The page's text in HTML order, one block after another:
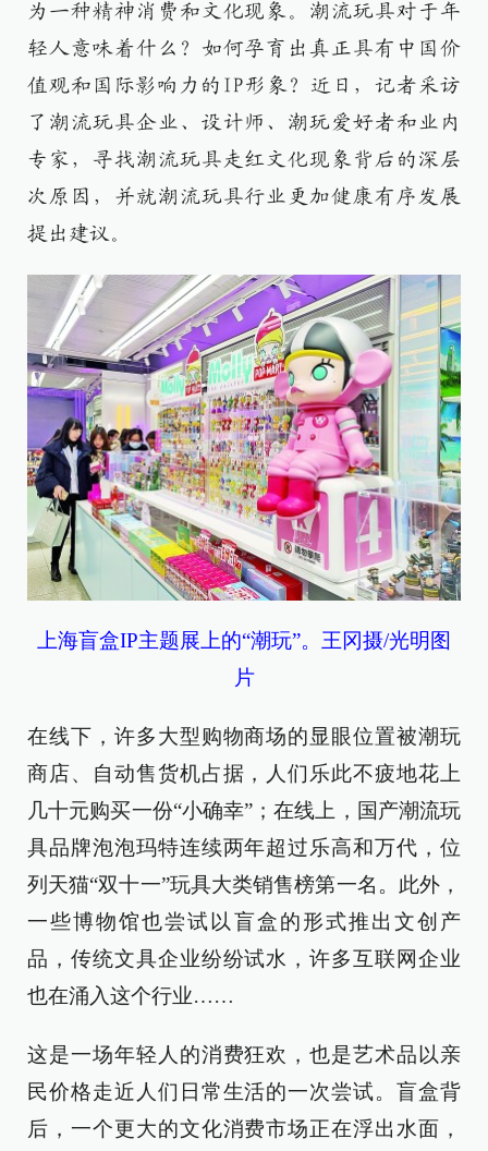
为一种精神消费和文化现象。潮流玩具对于年
轻人意味着什么？如何孕育出真正具有中国价
值观和国际影响力的IP形象？近日，记者采访
了潮流玩具企业、设计师、潮玩爱好者和业内
专家，寻找潮流玩具走红文化现象背后的深层
次原因，并就潮流玩具行业更加健康有序发展
提出建议。
上海盲盒IP主题展上的“潮玩”。王冈摄/光明图
片
在线下，许多大型购物商场的显眼位置被潮玩
商店、自动售货机占据，人们乐此不疲地花上
几十元购买一份“小确幸”；在线上，国产潮流玩
具品牌泡泡玛特连续两年超过乐高和万代，位
列天猫“双十一”玩具大类销售榜第一名。此外，
一些博物馆也尝试以盲盒的形式推出文创产
品，传统文具企业纷纷试水，许多互联网企业
也在涌入这个行业……
这是一场年轻人的消费狂欢，也是艺术品以亲
民价格走近人们日常生活的一次尝试。盲盒背
后，一个更大的文化消费市场正在浮出水面，